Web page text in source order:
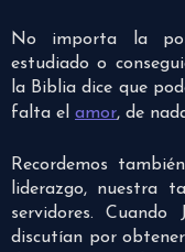
No importa la
estudiado o
la Biblia dice que
falta el amor, de
Recordemos
liderazgo, nuestra
servidores.
discutían por